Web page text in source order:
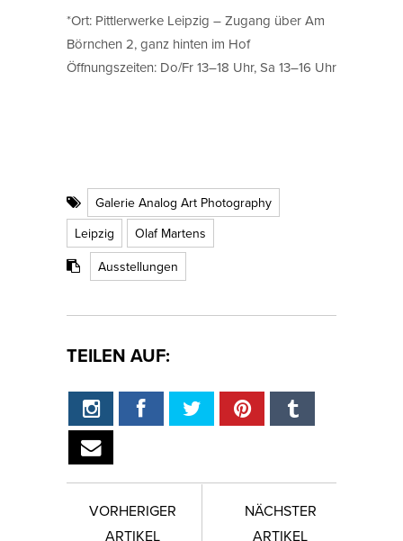
*Ort: Pittlerwerke Leipzig – Zugang über Am
Börnchen 2, ganz hinten im Hof
Öffnungszeiten: Do/Fr 13–18 Uhr, Sa 13–16 Uhr
Galerie Analog Art Photography
Leipzig
Olaf Martens
Ausstellungen
TEILEN AUF:
VORHERIGER
ARTIKEL
NÄCHSTER
ARTIKEL